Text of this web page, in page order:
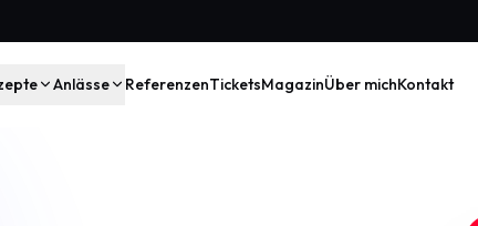
Anlässe ReferenzenTicketsMagazinÜber michKontakt